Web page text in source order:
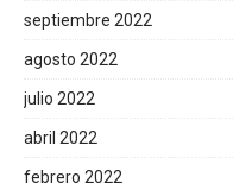
septiembre 2022
agosto 2022
julio 2022
abril 2022
febrero 2022